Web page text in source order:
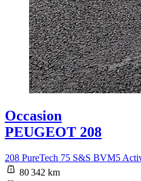
Occasion
PEUGEOT 208
208 PureTech 75 S&S BVM5
80 342 km